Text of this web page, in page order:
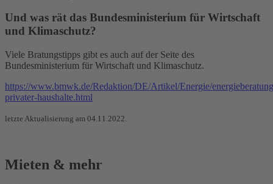
Und was rät das Bundesministerium für Wirtschaft
und Klimaschutz?
Viele Bratungstipps gibt es auch auf der Seite des
Bundesministerium für Wirtschaft und Klimaschutz.
https://www.bmwk.de/Redaktion/DE/Artikel/Energie/
privater-haushalte.html
letzte Aktualisierung am 04.11.2022.
Mieten & mehr